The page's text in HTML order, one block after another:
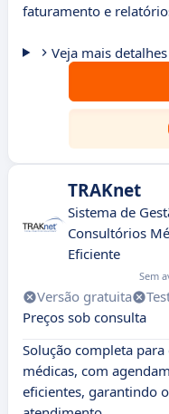
faturamento e
Veja mais detalhes
TRAKnet
Sistema de
Consultórios
Eficiente
Sem
Versão gratuita
Preços sob consulta
Solução completa
médicas, com
eficientes, garantindo